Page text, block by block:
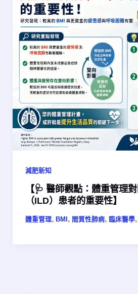
減肥新知
【🩺 醫師觀點：體重管理
（ILD）患者的重要性】
體重管理, BMI , 間質性肺病, 臨床醫學,